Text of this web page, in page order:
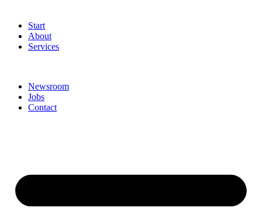
Start
About
Services
Newsroom
Jobs
Contact